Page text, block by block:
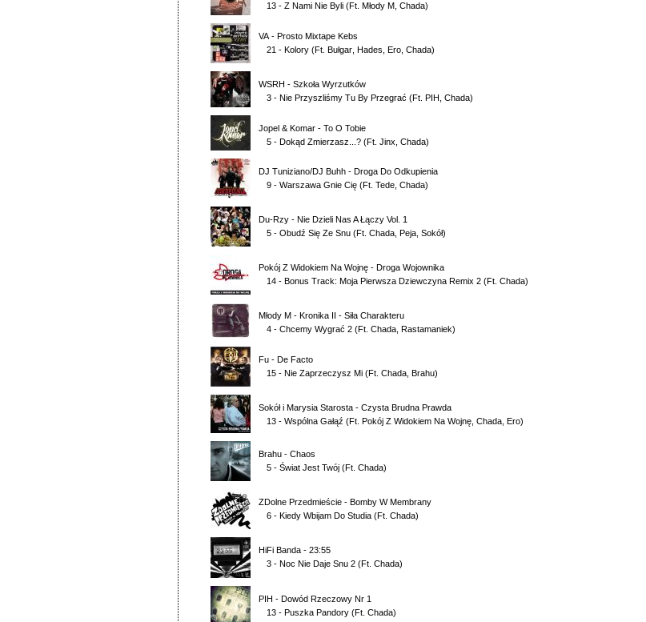
13 - Z Nami Nie Byli (Ft. Młody M Chada)
VA - Prosto Mixtape Kebs
21 - Kolory (Ft. Bułgar Hades Ero Chada)
WSRH - Szkoła Wyrzutków
3 - Nie Przyszliśmy Tu By Przegrać (Ft. PIH Chada)
Jopel & Komar - To O Tobie
5 - Dokąd Zmierzasz...? (Ft. Jinx Chada)
DJ Tuniziano/DJ Buhh - Droga Do Odkupienia
9 - Warszawa Gnie Cię (Ft. Tede Chada)
Du-Rzy - Nie Dzieli Nas A Łączy Vol. 1
5 - Obudź Się Ze Snu (Ft. Chada Peja Sokół)
Pokój Z Widokiem Na Wojnę - Droga Wojownika
14 - Bonus Track: Moja Pierwsza Dziewczyna Remix 2 (Ft. Chada)
Młody M - Kronika II - Siła Charakteru
4 - Chcemy Wygrać 2 (Ft. Chada Rastamaniek)
Fu - De Facto
15 - Nie Zaprzeczysz Mi (Ft. Chada Brahu)
Sokół i Marysia Starosta - Czysta Brudna Prawda
13 - Wspólna Gałąź (Ft. Pokój Z Widokiem Na Wojnę Chada Ero)
Brahu - Chaos
5 - Świat Jest Twój (Ft. Chada)
ZDolne Przedmieście - Bomby W Membrany
6 - Kiedy Wbijam Do Studia (Ft. Chada)
HiFi Banda - 23:55
3 - Noc Nie Daje Snu 2 (Ft. Chada)
PIH - Dowód Rzeczowy Nr 1
13 - Puszka Pandory (Ft. Chada)